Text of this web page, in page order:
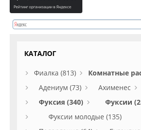
КАТАЛОГ
Фиалка (813)
Комнатные
Адениум (73)
Ахименес
Фуксия (340)
Фуксии
Фуксии молодые (135)